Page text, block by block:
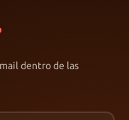
dentro de las